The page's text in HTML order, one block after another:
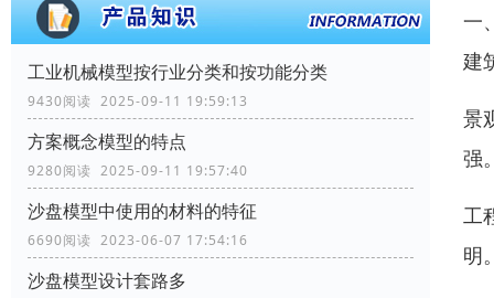
工业机械模型按行业分类和按功能分类
9430阅读 2025-09-11 19:59:13
方案概念模型的特点
9280阅读 2025-09-11 19:57:40
沙盘模型中使用的材料的特征
6690阅读 2023-06-07 17:54:16
沙盘模型设计套路多
一
建
景
强
工
明